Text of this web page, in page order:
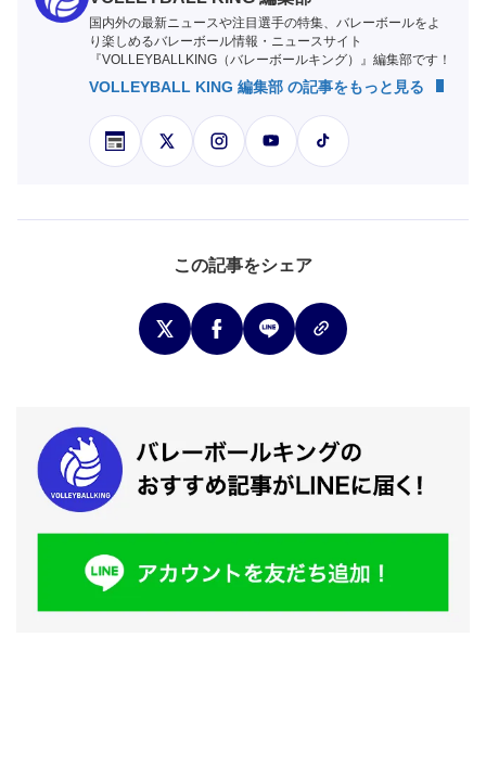
国内外の最新ニュースや注目選手の特集、バレーボールをよ
り楽しめるバレーボール情報・ニュースサイト
『VOLLEYBALLKING（バレーボールキング）』編集部です！
VOLLEYBALL KING 編集部 の記事をもっと見る
この記事をシェア